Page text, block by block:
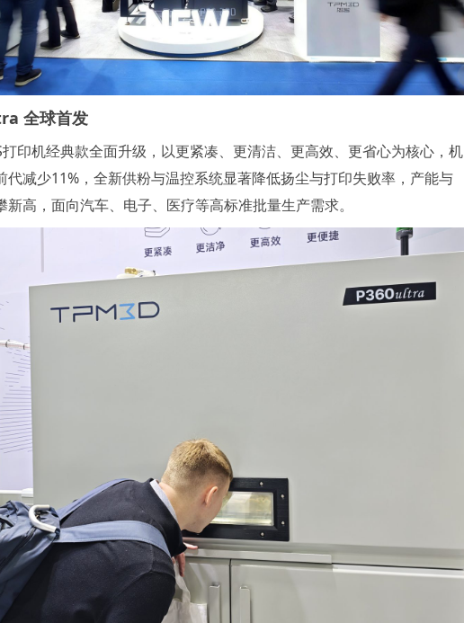
全球首发
打印机经典款全面升级，以更紧凑、更清洁、更高效、更省心为核心，机
代减少11%，全新供粉与温控系统显著降低扬尘与打印失败率，产能与
新高，面向汽车、电子、医疗等高标准批量生产需求。